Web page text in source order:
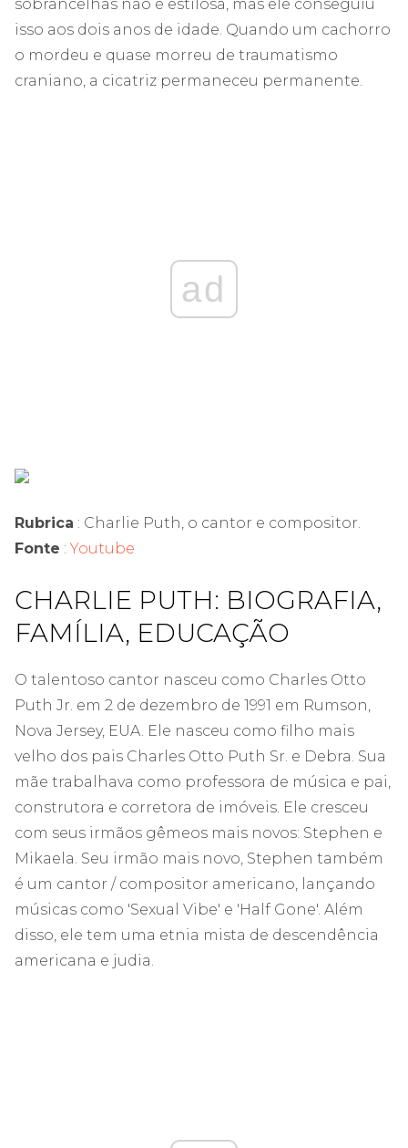
sobrancelhas não é estilosa, mas ele conseguiu
isso aos dois anos de idade. Quando um cachorro
o mordeu e quase morreu de traumatismo
craniano, a cicatriz permaneceu permanente.
ad
Rubrica : Charlie Puth, o cantor e compositor.
Fonte :Youtube
CHARLIE PUTH: BIOGRAFIA,
FAMÍLIA, EDUCAÇÃO
O talentoso cantor nasceu como Charles Otto
Puth Jr. em 2 de dezembro de 1991 em Rumson,
Nova Jersey, EUA. Ele nasceu como filho mais
velho dos pais Charles Otto Puth Sr. e Debra. Sua
mãe trabalhava como professora de música e pai,
construtora e corretora de imóveis. Ele cresceu
com seus irmãos gêmeos mais novos: Stephen e
Mikaela. Seu irmão mais novo, Stephen também
é um cantor / compositor americano, lançando
músicas como 'Sexual Vibe' e 'Half Gone'. Além
disso, ele tem uma etnia mista de descendência
americana e judia.